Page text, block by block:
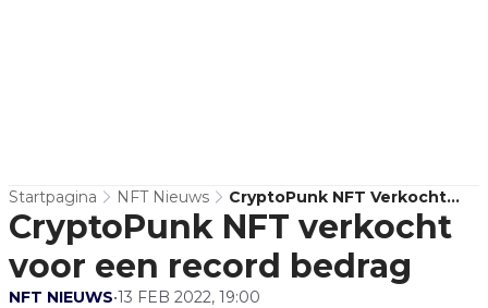
Startpagina NFT Nieuws
CryptoPunk NFT Verkocht
Voor Een Record Bedrag
CryptoPunk NFT verkocht
voor een record bedrag
NFT NIEUWS•13 FEB 2022, 19:00